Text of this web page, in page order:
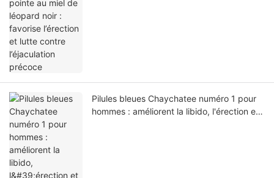
Pilules bleues Chaychatee numéro 1 pour
hommes : améliorent la libido, l'érection et